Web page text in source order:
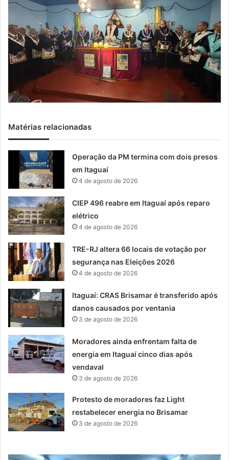
Matérias relacionadas
Operação da PM termina com dois presos
em Itaguaí
4 de agosto de 2026
CIEP 496 reabre em Itaguaí após reparo
elétrico
4 de agosto de 2026
TRE-RJ altera 66 locais de votação por
segurança nas Eleições 2026
4 de agosto de 2026
Itaguaí: CRAS Brisamar é transferido após
danos causados por ventania
3 de agosto de 2026
Moradores ainda enfrentam falta de
energia em Itaguaí cinco dias após
vendaval
3 de agosto de 2026
Protesto de moradores faz Light
restabelecer energia no Brisamar
3 de agosto de 2026